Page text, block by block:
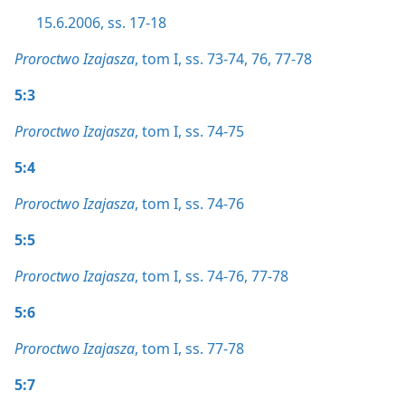
15.6.2006, ss. 17-18
Proroctwo Izajasza, tom I, ss. 73-74, 76, 77-78
5:3
Proroctwo Izajasza, tom I, ss. 74-75
5:4
Proroctwo Izajasza, tom I, ss. 74-76
5:5
Proroctwo Izajasza, tom I, ss. 74-76, 77-78
5:6
Proroctwo Izajasza, tom I, ss. 77-78
5:7